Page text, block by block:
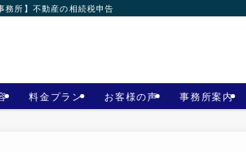
所】不動産の相続税申告
料金プラン お客様の声 事務所案内